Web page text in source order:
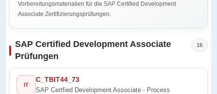
Vorbereitungsmaterialien für die SAP Certified Development
Associate Zertifizierungsprüfungen.
SAP Certified Development Associate
Prüfungen
16
IT
C_TBIT44_73
SAP Certfied Development Associate - Process